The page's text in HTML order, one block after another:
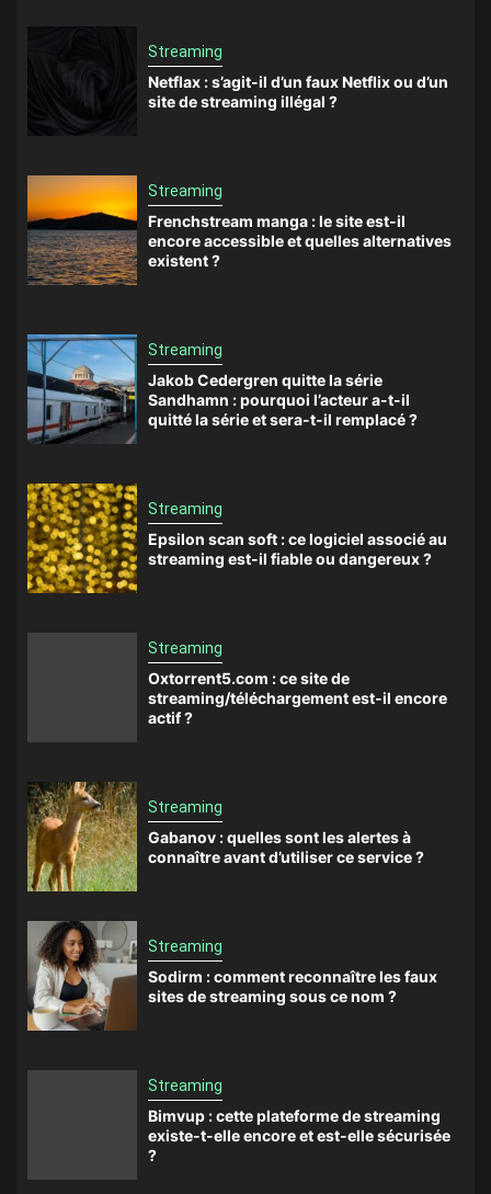
Streaming
Netflax : s’agit-il d’un faux Netflix ou d’un
site de streaming illégal ?
Streaming
Frenchstream manga : le site est-il
encore accessible et quelles alternatives
existent ?
Streaming
Jakob Cedergren quitte la série
Sandhamn : pourquoi l’acteur a-t-il
quitté la série et sera-t-il remplacé ?
Streaming
Epsilon scan soft : ce logiciel associé au
streaming est-il fiable ou dangereux ?
Streaming
Oxtorrent5.com : ce site de
streaming/téléchargement est-il encore
actif ?
Streaming
Gabanov : quelles sont les alertes à
connaître avant d’utiliser ce service ?
Streaming
Sodirm : comment reconnaître les faux
sites de streaming sous ce nom ?
Streaming
Bimvup : cette plateforme de streaming
existe-t-elle encore et est-elle sécurisée
?